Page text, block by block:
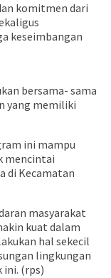
komitmen dari
keseimbangan
bersama- sama
yang memiliki
ini mampu
mencintai
di Kecamatan
masyarakat
kuat dalam
hal sekecil
lingkungan
ini. (rps)